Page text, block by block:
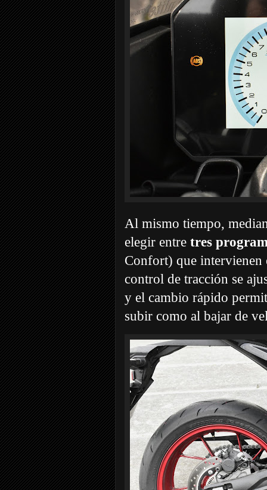
Al mismo tiempo,
elegir entre tres
Confort) que intervienen
control de tracción se
y el cambio rápido
subir como al bajar de